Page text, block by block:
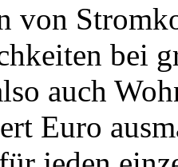
von
bei
auch
Euro